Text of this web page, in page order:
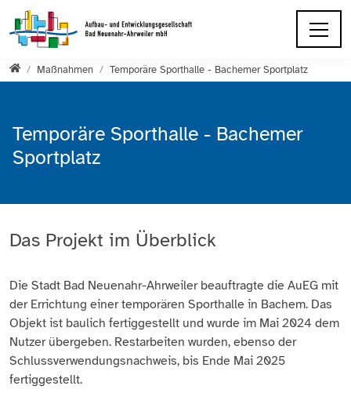
Direkt zur Hauptnavigation springen
Direkt zum Inhalt springen
Startseite
Maßnahmen Temporäre Sporthalle - Bachemer Sportplatz
Temporäre Sporthalle - Bachemer
Sportplatz
Das Projekt im Überblick
Die Stadt Bad Neuenahr-Ahrweiler beauftragte die AuEG mit
der Errichtung einer temporären Sporthalle in Bachem. Das
Objekt ist baulich fertiggestellt und wurde im Mai 2024 dem
Nutzer übergeben. Restarbeiten wurden, ebenso der
Schlussverwendungsnachweis, bis Ende Mai 2025
fertiggestellt.